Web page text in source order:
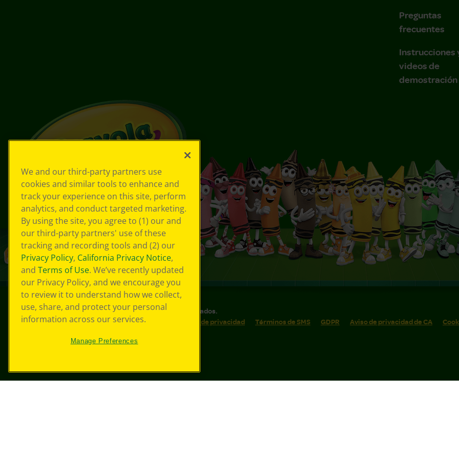
Preguntas
frecuentes
Instrucciones
videos de
demostración
© 2026 Crayola® Todos los derechos reservados.
Sus opciones de privacidad
Política de privacidad Términos de SMS GDPR Aviso de privacidad de CA
We and our third-party partners use
cookies and similar tools to enhance and
track your experience on this site, perform
analytics, and conduct targeted marketing.
By using the site, you agree to (1) our and
our third-party partners' use of these
tracking and recording tools and (2) our
Privacy Policy, California Privacy Notice,
and Terms of Use. We’ve recently updated
our Privacy Policy, and we encourage you
to review it to understand how we collect,
use, share, and protect your personal
information across our services.
Manage Preferences